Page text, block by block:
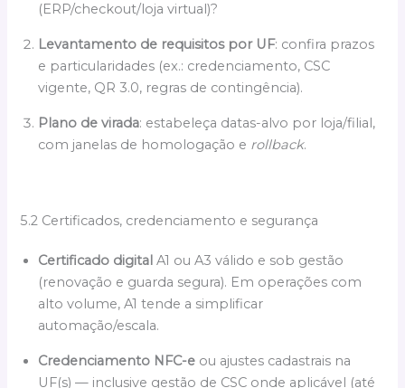
(ERP/checkout/loja virtual)?
Levantamento de requisitos por UF: confira prazos
e particularidades (ex.: credenciamento, CSC
vigente, QR 3.0, regras de contingência).
Plano de virada: estabeleça datas-alvo por loja/filial,
com janelas de homologação e rollback.
5.2 Certificados, credenciamento e segurança
Certificado digital A1 ou A3 válido e sob gestão
(renovação e guarda segura). Em operações com
alto volume, A1 tende a simplificar
automação/escala.
Credenciamento NFC-e ou ajustes cadastrais na
UF(s) — inclusive gestão de CSC onde aplicável (até